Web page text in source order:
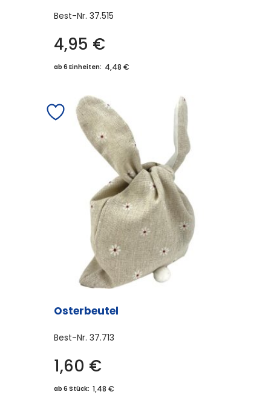
Best-Nr. 37.515
4,95 €
ab 6 Einheiten: 4,48 €
Osterbeutel
Best-Nr. 37.713
1,60 €
ab 6 Stück: 1,48 €